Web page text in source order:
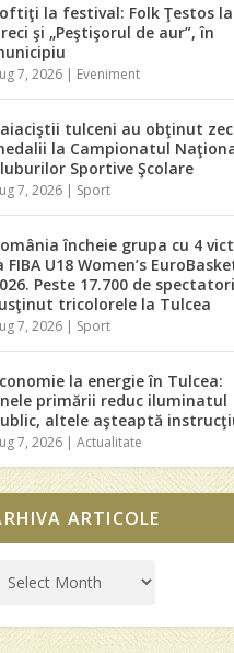
la festival: Folk Ţestos la
şi „Peştişorul de aur”, în
7, 2026 | Eveniment
tulceni au obţinut
la Campionatul
Sportive Şcolare
7, 2026 | Sport
încheie grupa cu 4
FIBA U18 Women’s
Peste 17.700 de
tricolorele la Tulcea
7, 2026 | Sport
la energie în Tulcea:
primării reduc iluminatul
altele aşteaptă
7, 2026 |Actualitate
ARTICOLE